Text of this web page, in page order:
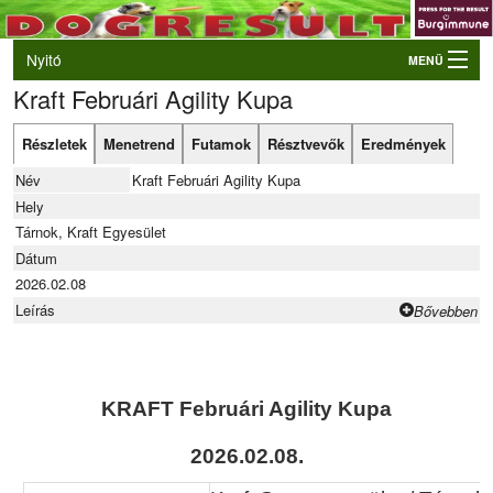
Nyitó MENÜ
Belépés
VB és EO válogatók
Élő eredmények
Rendezvények
Kutyák
Tulajdonosok/Felvezetők
Kraft Februári Agility Kupa
Részletek Menetrend Futamok Résztvevők
Eredmények
Név
Kraft Februári Agility Kupa
Hely
Tárnok, Kraft Egyesület
Dátum
2026.02.08
Leírás
Bővebben
KRAFT Februári Agility Kupa
2026.02.08.